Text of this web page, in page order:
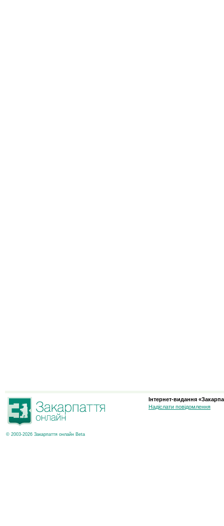
© 2003-2026 Закарпаття онлайн Beta
Інтернет-видання
Надіслати повідомлення